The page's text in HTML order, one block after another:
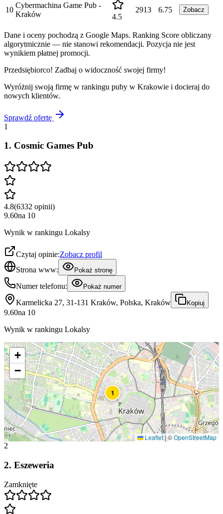
10
Cybermachina Game Pub -
Kraków
4.5
2913 6.75 Zobacz
Dane i oceny pochodzą z Google Maps. Ranking Score obliczany
algorytmicznie — nie stanowi rekomendacji. Pozycja nie jest
wynikiem płatnej promocji.
Przedsiębiorco! Zadbaj o widoczność swojej firmy!
Wyróżnij swoją firmę w rankingu puby w Krakowie i docieraj do
nowych klientów.
Sprawdź ofertę
1
1. Cosmic Games Pub
4.8(6332 opinii)
9.60na 10
Wynik w rankingu Lokalsy
Czytaj opinie:Zobacz profil
Strona www:
Pokaż stronę
Numer telefonu: Pokaż numer
Karmelicka 27, 31-131 Kraków, Polska, Kraków Kopiuj
9.60na 10
Wynik w rankingu Lokalsy
1
+
−
Leaflet |©OpenStreetMap
2
2. Eszeweria
Zamknięte